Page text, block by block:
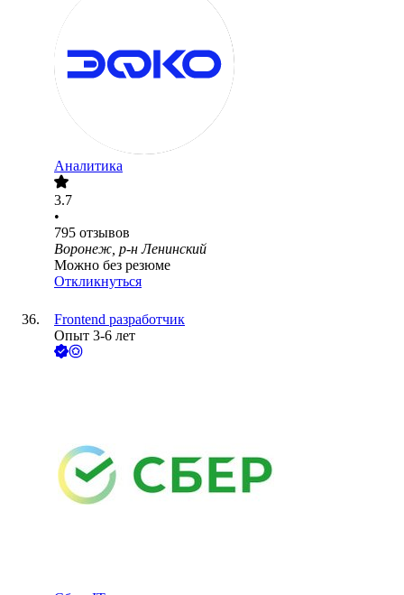
Аналитика
3.7
•
795 отзывов
Воронеж, р-н Ленинский
Можно без резюме
Откликнуться
Frontеnd разработчик
Опыт 3-6 лет